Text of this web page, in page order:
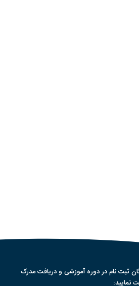
ثبت نام در دوره آموزشی و دریافت مدرک
نمایید: